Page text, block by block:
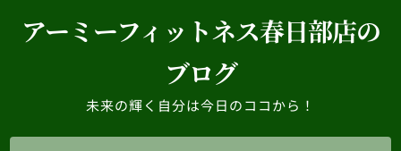
ス
アーミーフィットネス春日部店の
ブログ
未来の輝く自分は今日のココから！